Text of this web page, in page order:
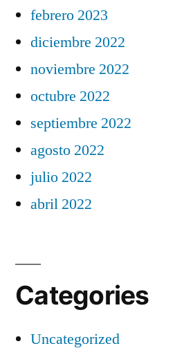
febrero 2023
diciembre 2022
noviembre 2022
octubre 2022
septiembre 2022
agosto 2022
julio 2022
abril 2022
Categories
Uncategorized